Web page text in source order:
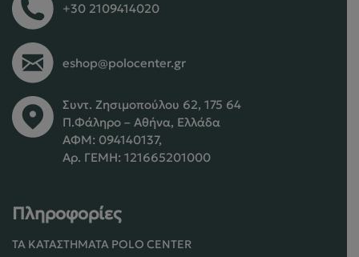
+30 2109414020
eshop@polocenter.gr
Συντ. Ζησιμοπούλου 62, 175 64
Π.Φάληρο – Αθήνα, Ελλάδα
ΑΦΜ: 094140137,
Αρ. ΓΕΜΗ: 121665201000
Πληροφορίες
ΤΑ ΚΑΤΑΣΤΉΜΑΤΑ POLO CENTER